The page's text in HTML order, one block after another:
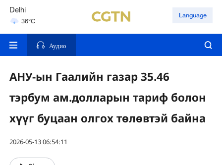
Delhi
36°C
Hyderabad
Language
Аудио
АНУ-ын Гаалийн газар 35.46
тэрбум ам.долларын тариф болон
хүүг буцаан олгох төлөвтэй байна
2026-05-13 06:54:11